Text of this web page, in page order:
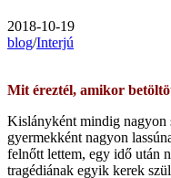
2018-10-19
blog/Interjú
Mit éreztél, amikor
Kislányként mindig nagyon
gyermekként nagyon
felnőtt lettem, egy idő után
tragédiának egyik kerek